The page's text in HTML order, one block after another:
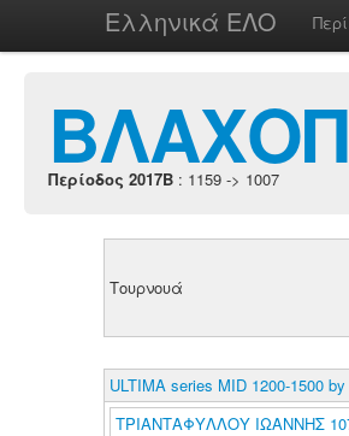
Ελληνικά ΕΛΟ Περί
Περίοδος 2017B : 1159 -> 1007
Τουρνουά
ULTIMA series MID 1200-1500
ΤΡΙΑΝΤΑΦΥΛΛΟΥ ΙΩΑΝΝΗΣ